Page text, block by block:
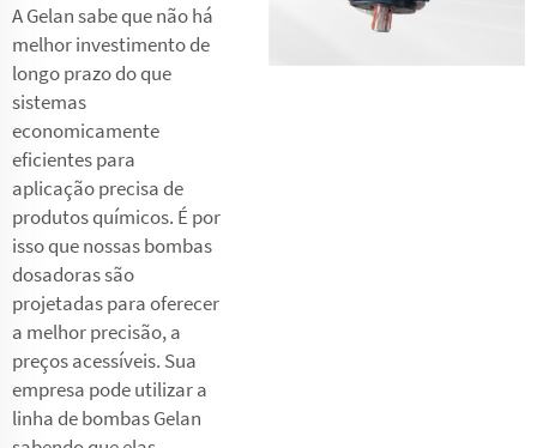
A Gelan sabe que não há
melhor investimento de
longo prazo do que
sistemas
economicamente
eficientes para
aplicação precisa de
produtos químicos. É por
isso que nossas bombas
dosadoras são
projetadas para oferecer
a melhor precisão, a
preços acessíveis. Sua
empresa pode utilizar a
linha de bombas Gelan